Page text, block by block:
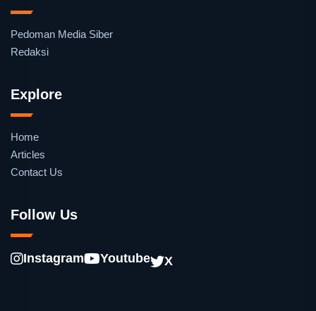
Pedoman Media Siber
Redaksi
Explore
Home
Articles
Contact Us
Follow Us
Instagram Youtube X